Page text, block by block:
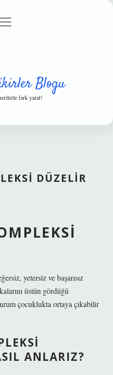
menüyü
Blogu
fark yarat!
DÜZELIR
yetersiz ve başarısız
üstün gördüğü
çocuklukta ortaya çıkabilir
ANLARIZ?